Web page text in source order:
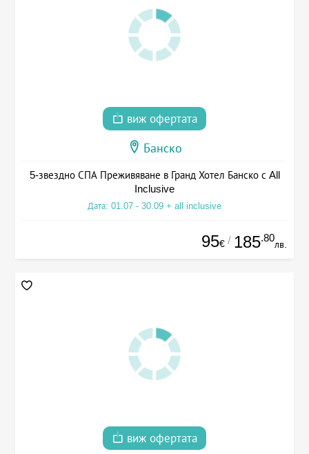
виж офертата
Банско
5-звездно СПА Преживяване в Гранд Хотел Банско с All
Inclusive
Дата: 01.07 - 30.09 + all inclusive
95€ / 185.80
лв.
виж офертата